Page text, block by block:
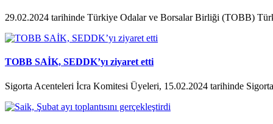
29.02.2024 tarihinde Türkiye Odalar ve Borsalar Birliği (TOBB)
TOBB SAİK, SEDDK’yı ziyaret etti
Sigorta Acenteleri İcra Komitesi Üyeleri, 15.02.2024 tarihinde